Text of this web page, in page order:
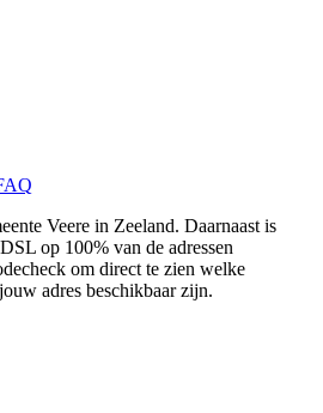
Veere in Zeeland. Daarnaast is
op 100% van de adressen
om direct te zien welke
adres beschikbaar zijn.